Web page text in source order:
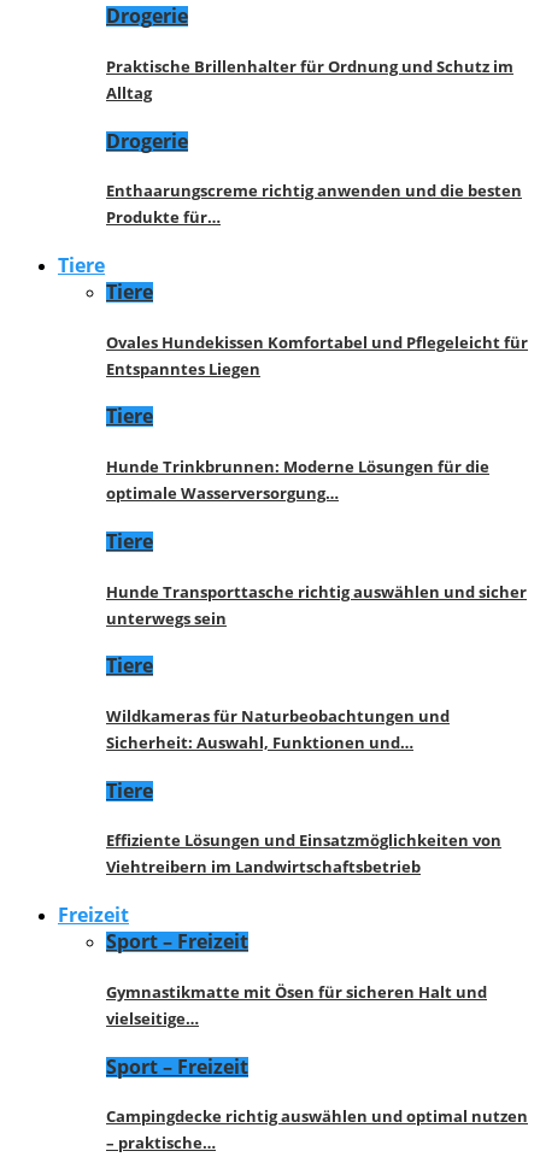
Drogerie
Praktische Brillenhalter für Ordnung und Schutz im
Alltag
Drogerie
Enthaarungscreme richtig anwenden und die besten
Produkte für…
Tiere
Tiere
Ovales Hundekissen Komfortabel und Pflegeleicht für
Entspanntes Liegen
Tiere
Hunde Trinkbrunnen: Moderne Lösungen für die
optimale Wasserversorgung…
Tiere
Hunde Transporttasche richtig auswählen und sicher
unterwegs sein
Tiere
Wildkameras für Naturbeobachtungen und
Sicherheit: Auswahl, Funktionen und…
Tiere
Effiziente Lösungen und Einsatzmöglichkeiten von
Viehtreibern im Landwirtschaftsbetrieb
Freizeit
Sport – Freizeit
Gymnastikmatte mit Ösen für sicheren Halt und
vielseitige…
Sport – Freizeit
Campingdecke richtig auswählen und optimal nutzen
– praktische…